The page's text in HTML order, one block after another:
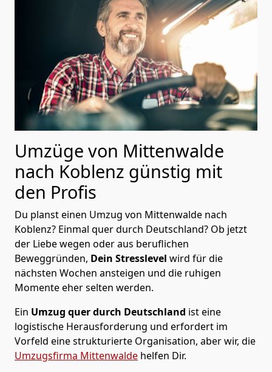
Umzüge von Mittenwalde
nach Koblenz günstig mit
den Profis
Du planst einen Umzug von Mittenwalde nach
Koblenz? Einmal quer durch Deutschland? Ob jetzt
der Liebe wegen oder aus beruflichen
Beweggründen, Dein Stresslevel wird für die
nächsten Wochen ansteigen und die ruhigen
Momente eher selten werden.
Ein Umzug quer durch Deutschland ist eine
logistische Herausforderung und erfordert im
Vorfeld eine strukturierte Organisation, aber wir, die
Umzugsfirma Mittenwalde helfen Dir.